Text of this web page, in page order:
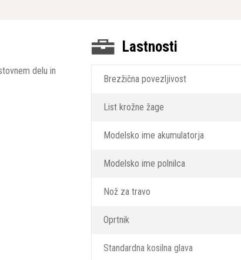
delu in
Lastnosti
Brezžična povezljivost
List krožne žage
Modelsko ime akumulatorja
Modelsko ime polnilca
Nož za travo
Oprtnik
Standardna kosilna glava